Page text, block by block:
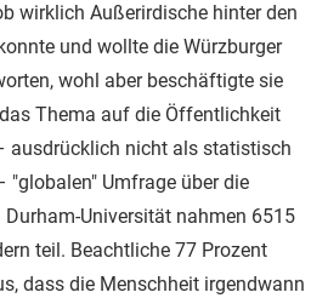
wirklich Außerirdische hinter den
und wollte die Würzburger
wohl aber beschäftigte sie
Thema auf die Öffentlichkeit
ausdrücklich nicht als statistisch
"globalen" Umfrage über die
Universität nahmen 6515
teil. Beachtliche 77 Prozent
dass die Menschheit irgendwann